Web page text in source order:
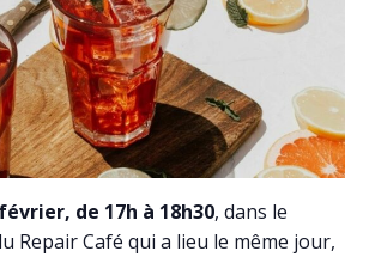
de 17h à 18h30, dans le
Repair Café qui a lieu le même jour,